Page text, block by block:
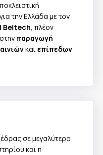
την Ελλάδα με τον
Beltech, πλέον
παραγωγή
και επίπεδων
σε μεγαλύτερο
και η